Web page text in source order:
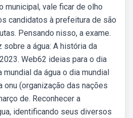
municipal, vale ficar de olho
candidatos à prefeitura de são
Pensando nisso, a exame.
a água: A história da
Web62 ideias para o dia
da água o dia mundial
onu (organização das nações
de. Reconhecer a
identificando seus diversos